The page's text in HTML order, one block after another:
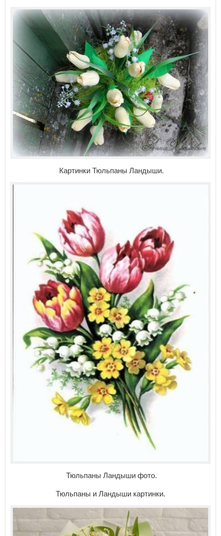
Картинки Тюльпаны Ландыши.
Тюльпаны Ландыши фото.
Тюльпаны и Ландыши картинки.